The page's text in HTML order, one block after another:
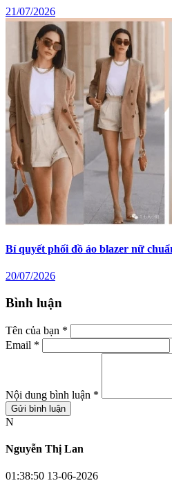
21/07/2026
Bí quyết phối đồ áo blazer nữ
20/07/2026
Bình luận
Tên của bạn *
Email *
Nội dung bình luận *
Gửi bình luận
N
Nguyễn Thị Lan
01:38:50 13-06-2026